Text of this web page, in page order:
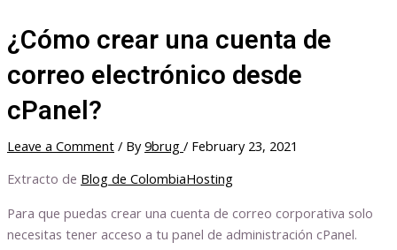
¿Cómo crear una cuenta de
correo electrónico desde
cPanel?
Leave a Comment / By9brug / February 23, 2021
Extracto de Blog de ColombiaHosting
Para que puedas crear una cuenta de correo corporativa solo
necesitas tener acceso a tu panel de administración cPanel.